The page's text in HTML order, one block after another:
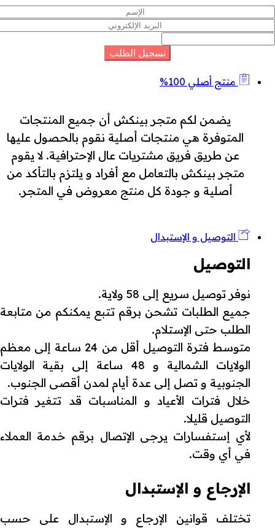
منتج أصلي 100%
يضمن لكم متجر بينكش أن جميع المنتجات
المتوفرة هي منتجات أصلية نقوم بالحصول عليها
عن طريق فريق مشتريات عال الإحترافية. لا يقوم
متجر بينكش بالتعامل مع أفراد و يلتزم بالتأكد من
أصلية و جودة كل منتج معروض في المتجر.
التوصيل و الإستبدال
التوصيل
نوفر توصيل سريع إلى 58 ولاية.
جميع الطلبات تشحن برقم تتبع يمكنكم من متابعة
الطلب حتى الإستلام.
متوسط فترة التوصيل أقل من 24 ساعة إلى معظم
الولايات الشمالية و 48 ساعة إلى بقية الولايات
الجنوبية و تصل إلى عدة أيام لمدن أقصى الجنوب.
خلال فترات الأعياد و المناسبات قد تتغير فترات
التوصيل قليلا.
لأي إستفسارات يرجى الإتصال برقم خدمة العملاء
في أي وقت.
الإرجاع و الإستبدال
تختلف قوانين الإرجاع و الإستبدال على حسب